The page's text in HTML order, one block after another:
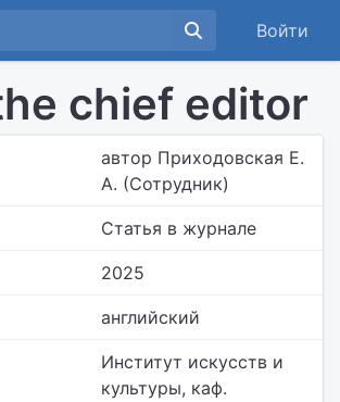
Войти
chief editor
автор Приходовская Е.
А. (Сотрудник)
Статья в журнале
2025
английский
Институт искусств и
культуры, каф.